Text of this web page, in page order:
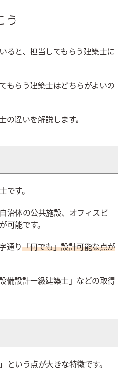
う
ると、担当してもらう建築士に
もらう建築士はどちらがよいの
の違いを解説します。
です。
治体の公共施設、オフィスビ
可能です。
通り「何でも」設計可能な点が
備設計一級建築士」などの取得
という点が大きな特徴です。